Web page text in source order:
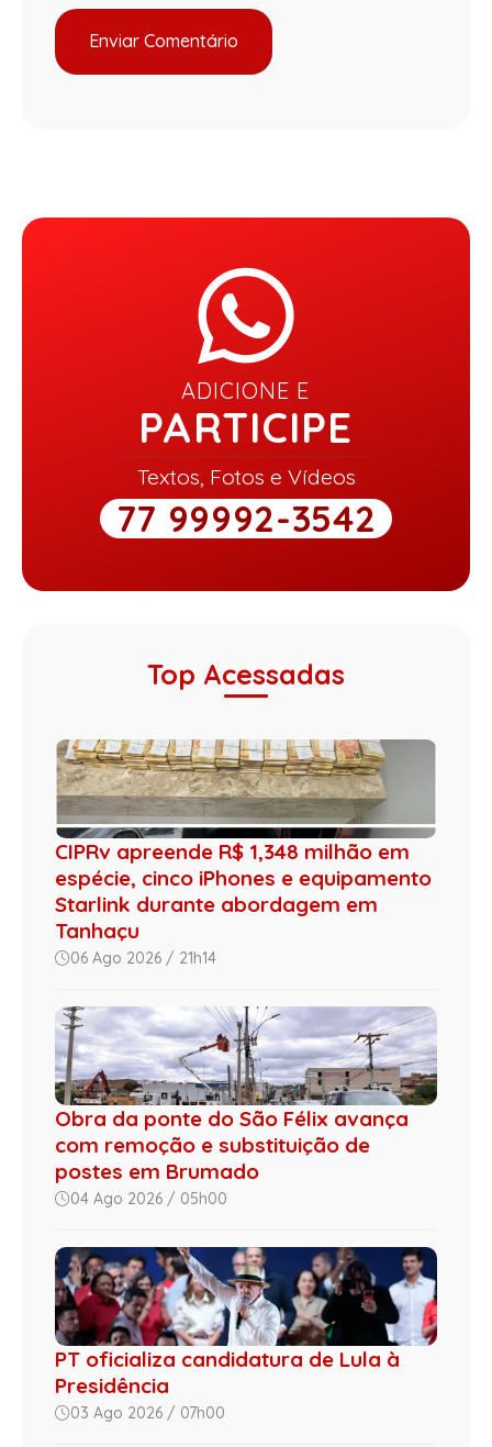
ADICIONE E
PARTICIPE
Textos, Fotos e Vídeos
77 99992-3542
Top Acessadas
CIPRv apreende R$ 1,348 milhão em
espécie, cinco iPhones e equipamento
Starlink durante abordagem em
Tanhaçu
06 Ago 2026 / 21h14
Obra da ponte do São Félix avança
com remoção e substituição de
postes em Brumado
04 Ago 2026 / 05h00
PT oficializa candidatura de Lula à
Presidência
03 Ago 2026 / 07h00